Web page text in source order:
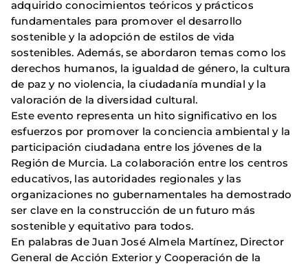
adquirido conocimientos teóricos y prácticos
fundamentales para promover el desarrollo
sostenible y la adopción de estilos de vida
sostenibles. Además, se abordaron temas como los
derechos humanos, la igualdad de género, la cultura
de paz y no violencia, la ciudadanía mundial y la
valoración de la diversidad cultural.
Este evento representa un hito significativo en los
esfuerzos por promover la conciencia ambiental y la
participación ciudadana entre los jóvenes de la
Región de Murcia. La colaboración entre los centros
educativos, las autoridades regionales y las
organizaciones no gubernamentales ha demostrado
ser clave en la construcción de un futuro más
sostenible y equitativo para todos.
En palabras de Juan José Almela Martínez, Director
General de Acción Exterior y Cooperación de la